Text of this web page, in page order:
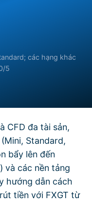
các hạng khác
5
CFD đa tài sản,
Standard,
bẩy lên đến
và các nền tảng
hướng dẫn cách
tiền với FXGT từ